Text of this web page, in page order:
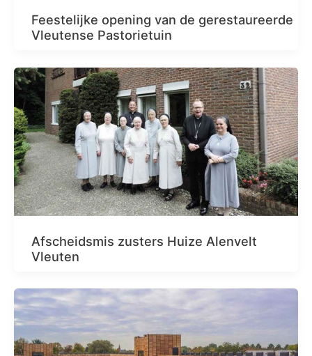
Feestelijke opening van de gerestaureerde
Vleutense Pastorietuin
Afscheidsmis zusters Huize Alenvelt
Vleuten